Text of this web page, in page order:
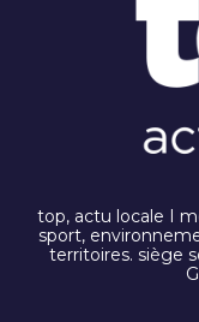
top, actu locale I
sport,
territoires. siège